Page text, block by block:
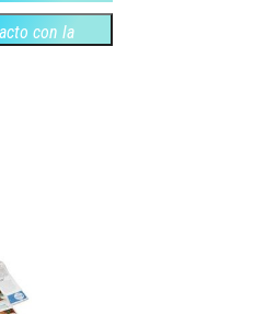
con la